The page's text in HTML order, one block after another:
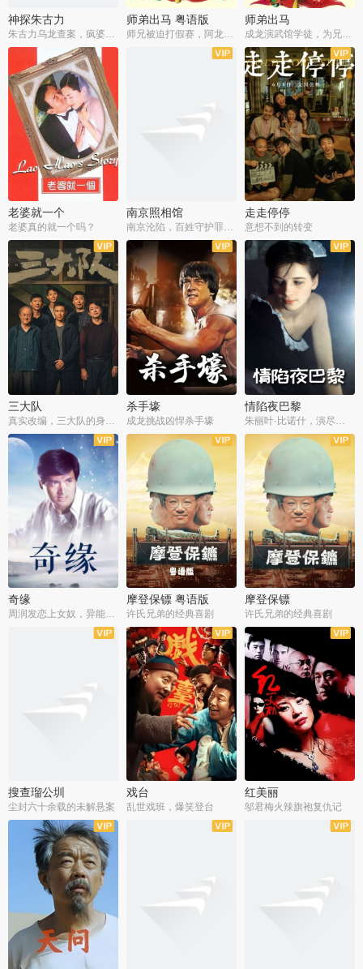
神探朱古力
朱古力乌龙查案，疯婆子神助攻
师弟出马 粤语版
师兄被迫打假赛，阿龙追查斗黑帮
师弟出马
成龙演武馆学徒，为兄搏命战黑道
老婆就一个
老婆真的就一个吗？
南京照相馆
南京沦陷，百姓守护罪证底片
走走停停
意想不到的转变
三大队 杀手壕
成龙挑战凶悍杀手壕
情陷夜巴黎
奇缘
周润发恋上女奴，异能护体战邪派
摩登保镖 粤语版
许氏兄弟的经典喜剧
摩登保镖
许氏兄弟的经典喜剧
搜查瑠公圳
尘封六十余载的未解悬案
戏台
乱世戏班，爆笑登台
红美丽
邬君梅火辣旗袍复仇记